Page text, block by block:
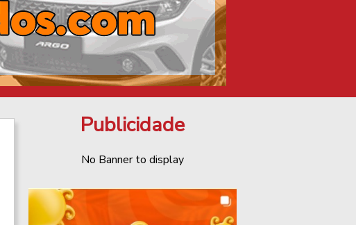
Publicidade
No Banner to display